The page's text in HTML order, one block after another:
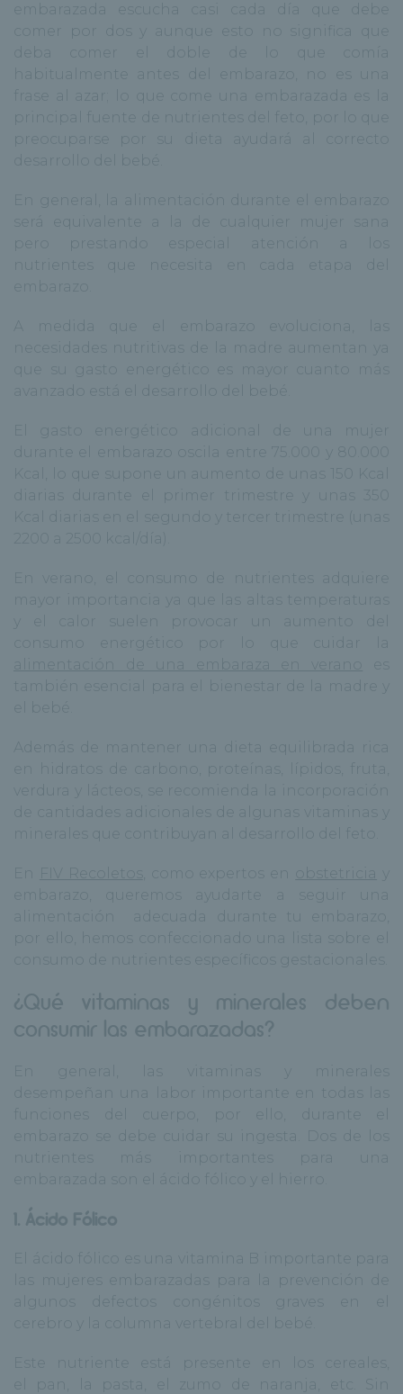
embarazada escucha casi cada día que debe
comer por dos y aunque esto no significa que
deba comer el doble de lo que comía
habitualmente antes del embarazo, no es una
frase al azar; lo que come una embarazada es la
principal fuente de nutrientes del feto, por lo que
preocuparse por su dieta ayudará al correcto
desarrollo del bebé.
En general, la alimentación durante el embarazo
será equivalente a la de cualquier mujer sana
pero prestando especial atención a los
nutrientes que necesita en cada etapa del
embarazo.
A medida que el embarazo evoluciona, las
necesidades nutritivas de la madre aumentan ya
que su gasto energético es mayor cuanto más
avanzado está el desarrollo del bebé.
El gasto energético adicional de una mujer
durante el embarazo oscila entre 75.000 y 80.000
Kcal, lo que supone un aumento de unas 150 Kcal
diarias durante el primer trimestre y unas 350
Kcal diarias en el segundo y tercer trimestre (unas
2200 a 2500 kcal/día).
En verano, el consumo de nutrientes adquiere
mayor importancia ya que las altas temperaturas
y el calor suelen provocar un aumento del
consumo energético por lo que cuidar la
alimentación de una embaraza en verano
es
también esencial para el bienestar de la madre y
el bebé.
Además de mantener una dieta equilibrada rica
en hidratos de carbono, proteínas, lípidos, fruta,
verdura y lácteos, se recomienda la incorporación
de cantidades adicionales de algunas vitaminas y
minerales que contribuyan al desarrollo del feto.
FIV Recoletos , como expertos en obstetricia
embarazo, queremos ayudarte a seguir una
alimentación adecuada durante tu embarazo,
por ello, hemos confeccionado una lista sobre el
consumo de nutrientes específicos gestacionales.
¿Qué vitaminas y minerales deben
consumir las embarazadas?
En general, las vitaminas y minerales
desempeñan una labor importante en todas las
funciones del cuerpo, por ello, durante el
embarazo se debe cuidar su ingesta. Dos de los
nutrientes más importantes para una
embarazada son el ácido fólico y el hierro.
1. Ácido Fólico
El ácido fólico es una vitamina B importante para
las mujeres embarazadas para la prevención de
algunos defectos congénitos graves en el
cerebro y la columna vertebral del bebé.
Este nutriente está presente en los cereales
el pan , la pasta , el zumo de naranja , etc. Sin